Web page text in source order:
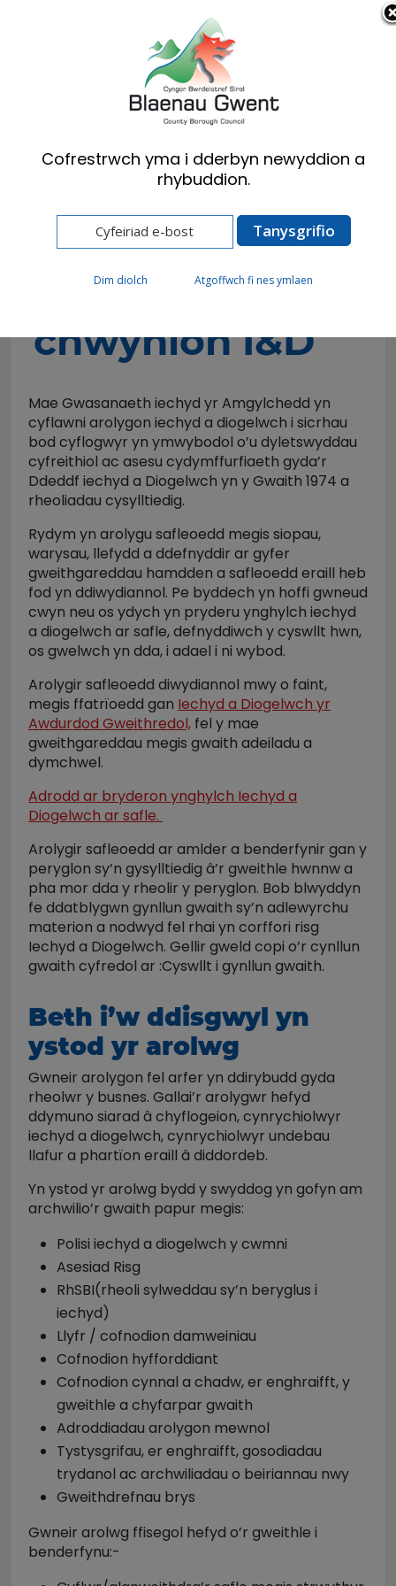
Cymraeg English
Busnes
Iechyd a Diogelwch
Pryder a
chwynion I&D
Mae Gwasanaeth iechyd yr Amgylchedd yn
cyflawni arolygon iechyd a diogelwch i sicrhau
bod cyflogwyr yn ymwybodol o’u dyletswyddau
cyfreithiol ac asesu cydymffurfiaeth gyda’r
Ddeddf iechyd a Diogelwch yn y Gwaith 1974 a
rheoliadau cysylltiedig.
Rydym yn arolygu safleoedd megis siopau,
warysau, llefydd a ddefnyddir ar gyfer
gweithgareddau hamdden a safleoedd eraill heb
fod yn ddiwydiannol. Pe byddech yn hoffi gwneud
cwyn neu os ydych yn pryderu ynghylch iechyd
a diogelwch ar safle, defnyddiwch y cyswllt hwn,
os gwelwch yn dda, i adael i ni wybod.
Arolygir safleoedd diwydiannol mwy o faint,
megis ffatrïoedd gan Iechyd a Diogelwch yr
Awdurdod Gweithredol, fel y mae
gweithgareddau megis gwaith adeiladu a
dymchwel.
Adrodd ar bryderon ynghylch Iechyd a
Diogelwch ar safle.
Arolygir safleoedd ar amlder a benderfynir gan y
peryglon sy’n gysylltiedig â’r gweithle hwnnw a
pha mor dda y rheolir y peryglon. Bob blwyddyn
fe ddatblygwn gynllun gwaith sy’n adlewyrchu
materion a nodwyd fel rhai yn corffori risg
Iechyd a Diogelwch. Gellir gweld copi o’r cynllun
gwaith cyfredol ar :Cyswllt i gynllun gwaith.
Beth i’w ddisgwyl yn
ystod yr arolwg
Gwneir arolygon fel arfer yn ddirybudd gyda
rheolwr y busnes. Gallai’r arolygwr hefyd
ddymuno siarad â chyflogeion, cynrychiolwyr
iechyd a diogelwch, cynrychiolwyr undebau
llafur a phartïon eraill â diddordeb.
Yn ystod yr arolwg bydd y swyddog yn gofyn am
archwilio’r gwaith papur megis:
Polisi iechyd a diogelwch y cwmni
Asesiad Risg
RhSBI(rheoli sylweddau sy’n beryglus i
iechyd)
Llyfr / cofnodion damweiniau
Cofnodion hyfforddiant
Cofnodion cynnal a chadw, er enghraifft, y
gweithle a chyfarpar gwaith
Adroddiadau arolygon mewnol
Tystysgrifau, er enghraifft, gosodiadau
trydanol ac archwiliadau o beiriannau nwy
Gweithdrefnau brys
Gwneir arolwg ffisegol hefyd o’r gweithle i
benderfynu:-
Cofrestrwch yma i dderbyn newyddion a
rhybuddion.
Dim diolch Atgoffwch fi nes ymlaen